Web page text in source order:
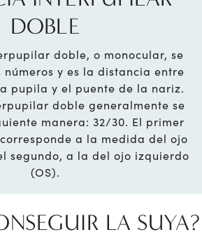
DOBLE
doble, o monocular, se
números y es la distancia entre
pupila y el puente de la nariz.
doble generalmente se
manera: 32/30. El primer
a la medida del ojo
segundo, a la del ojo izquierdo
(OS).
LA SUYA?